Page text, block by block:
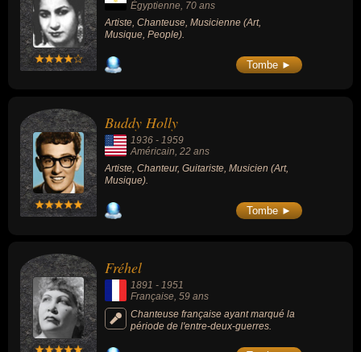
Égyptienne, 70 ans
Artiste, Chanteuse, Musicienne (Art,
Musique, People).
Tombe ►
Buddy Holly
1936 - 1959
Américain , 22 ans
Artiste, Chanteur, Guitariste, Musicien (Art,
Musique).
Tombe ►
Fréhel
1891 - 1951
Française, 59 ans
Chanteuse française ayant marqué la
période de l'entre-deux-guerres.